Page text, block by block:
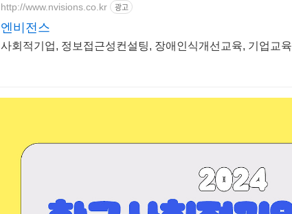
http://www.nvisions.co.kr 광고
엔비전스
사회적기업, 정보접근성컨설팅, 장애인식개선교육, 기업교육